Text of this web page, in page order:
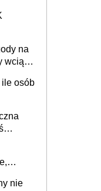
na
wciąż
osób
nie